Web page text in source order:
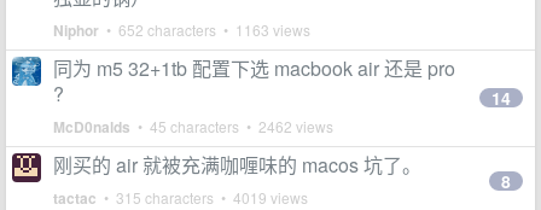
Niphor • 652 characters • 1163 views
同为 m5 32+1tb 配置下选 macbook air 还是 pro
?
McD0nalds • 45 characters • 2462 views
14
刚买的 air 就被充满咖喱味的 macos 坑了。
tactac • 315 characters • 4019 views
8